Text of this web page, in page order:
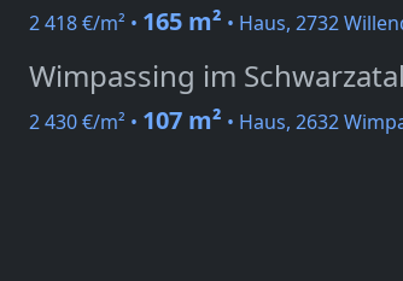
2 418 €/m² • 165 m² • Haus, 2732
Wimpassing im
2 430 €/m² • 107 m² • Haus, 2632